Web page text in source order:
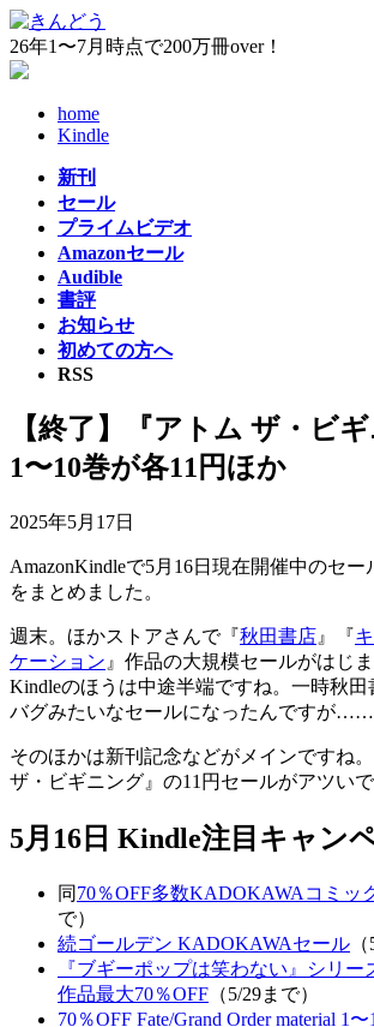
コ
ン
テ
ナ
ビ
ゲ
26年1〜7月時点で200万冊over！
home
Kindle
新刊
セール
プライムビデオ
Amazonセール
Audible
書評
お知らせ
初めての方へ
RSS
【終了】『アトム ザ・ビギ
1〜10巻が各11円ほか
2025年5月17日
AmazonKindleで5月16日現在開催中のセ
をまとめました。
週末。ほかストアさんで『秋田書店 』『
ケーション 』作品の大規模セールがはじ
Kindleのほうは中途半端ですね。一時秋田
バグみたいなセールになったんですが……
そのほかは新刊記念などがメインですね
ザ・ビギニング』の11円セールがアツいで
5月16日 Kindle注目キャン
同 70％OFF多数KADOKAWAコミッ
で）
続ゴールデン KADOKAWAセール
『ブギーポップは笑わない』シリ
作品最大70％OFF （5/29まで）
70％OFF Fate/Grand Order material 1〜